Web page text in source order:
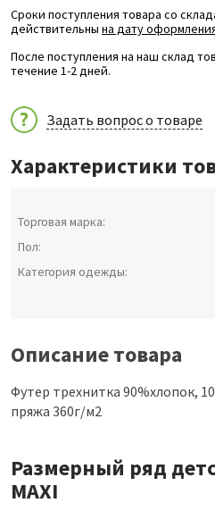
Сроки поступления товара со
действительны на дату
После поступления на наш склад
течение 1-2 дней.
Задать вопрос о товаре
Характеристики
Торговая марка:
Пол:
Категория одежды:
Описание товара
Футер трехнитка 90%хлопок,
пряжа 360г/м2
Размерный ряд
MAXI